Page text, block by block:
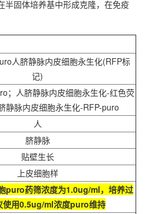
半固体培养基中形成克隆，在免疫
人脐静脉内皮细胞永生化(RFP标
记)
；人脐静脉内皮细胞永生化-红色荧
静脉内皮细胞永生化-RFP-puro
人
脐静脉
贴壁生长
上皮细胞样
puro药筛浓度为1.0ug/ml，培养过
使用0.5ug/ml浓度puro维持